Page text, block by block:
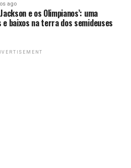
ago
e os Olimpianos’: uma
baixos na terra dos semideuses